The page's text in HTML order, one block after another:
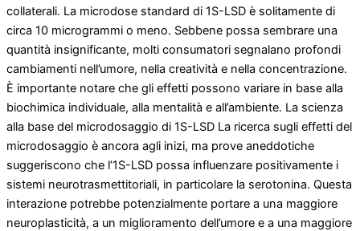
collaterali. La microdose standard di 1S-LSD è solitamente di
circa 10 microgrammi o meno. Sebbene possa sembrare una
quantità insignificante, molti consumatori segnalano profondi
cambiamenti nell’umore, nella creatività e nella concentrazione.
È importante notare che gli effetti possono variare in base alla
biochimica individuale, alla mentalità e all’ambiente. La scienza
alla base del microdosaggio di 1S-LSD La ricerca sugli effetti del
microdosaggio è ancora agli inizi, ma prove aneddotiche
suggeriscono che l’1S-LSD possa influenzare positivamente i
sistemi neurotrasmettitoriali, in particolare la serotonina. Questa
interazione potrebbe potenzialmente portare a una maggiore
neuroplasticità, a un miglioramento dell’umore e a una maggiore